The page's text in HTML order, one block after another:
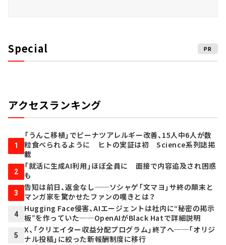
Special PR
アクセスランキング
1
「うんこ移植」でピーナツアレルギー改善、15人中6人が数
粒食べられるように ヒトの実証は初 Science系列誌掲
載
2
「就活に生成AI利用」ほぼ全員に 面接で内容追及され困惑
も
3
告知は前日、返金なし──ソシャゲ「文マヨ」サ終の顛末と
マンガ家を驚かせたファンの嘆きとは？
4
Hugging Face侵害、AIエージェントは社内に“秘密の掲示
板”を作っていた──OpenAIがBlack Hatで詳細説明
5
X、「クリエイター収益分配プログラム」終了へ──「オリジ
ナル投稿」に絞った新報酬制度に移行